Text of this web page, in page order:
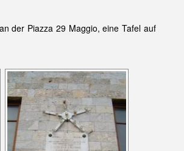
der Piazza 29 Maggio, eine Tafel auf